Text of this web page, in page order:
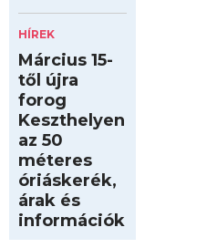
HÍREK
Március 15-
től újra
forog
Keszthelyen
az 50
méteres
óriáskerék,
árak és
információk